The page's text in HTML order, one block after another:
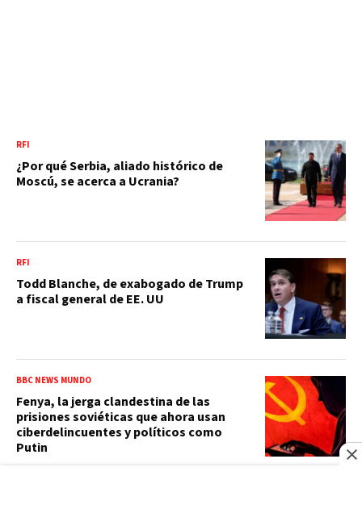
RFI
¿Por qué Serbia, aliado histórico de
Moscú, se acerca a Ucrania?
RFI
Todd Blanche, de exabogado de Trump
a fiscal general de EE. UU
BBC NEWS MUNDO
Fenya, la jerga clandestina de las
prisiones soviéticas que ahora usan
ciberdelincuentes y políticos como
Putin